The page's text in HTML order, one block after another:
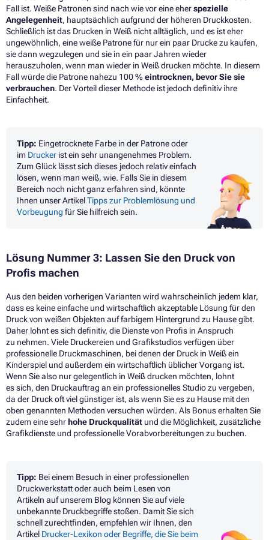
Fall ist. Weiße Patronen sind nach wie vor eine eherspezielle
Angelegenheit, hauptsächlich aufgrund der höheren Druckkosten.
Schließlich ist das Drucken in Weiß nicht alltäglich, und es ist eher
ungewöhnlich, eine weiße Patrone für nur ein paar Drucke zu kaufen,
sie dann wegzulegen und sie in ein paar Jahren wieder
herauszuholen, wenn man wieder in Weiß drucken möchte. In diesem
Fall würde die Patrone nahezu 100 %eintrocknen, bevor Sie sie
verbrauchen. Der Vorteil dieser Methode ist jedoch definitiv ihre
Einfachheit.
Tipp: Eingetrocknete Farbe in der Patrone oder
im Drucker ist ein sehr unangenehmes Problem.
Zum Glück lässt sich dieses jedoch relativ einfach
lösen, wenn man weiß, wie. Falls Sie in diesem
Bereich noch nicht ganz erfahren sind, könnte
Ihnen unser ArtikelTipps zur Problemlösung und
Vorbeugung für Sie hilfreich sein.
Lösung Nummer 3: Lassen Sie den Druck von
Profis machen
Aus den beiden vorherigen Varianten wird wahrscheinlich jedem klar,
dass es keine einfache und wirtschaftlich akzeptable Lösung für den
Druck von weißen Objekten auf farbigem Hintergrund zu Hause gibt.
Daher lohnt es sich definitiv, die Dienste von Profis in Anspruch
zu nehmen. Viele Druckereien und Grafikstudios verfügen über
professionelle Druckmaschinen, bei denen der Druck in Weiß ein
Kinderspiel und außerdem ein wirtschaftlich üblicher Vorgang ist.
Wenn Sie also nur gelegentlich in Weiß drucken möchten, lohnt
es sich, den Druckauftrag an ein professionelles Studio zu vergeben,
da der Druck oft viel günstiger ist, als wenn Sie es zu Hause mit den
oben genannten Methoden versuchen würden. Als Bonus erhalten Sie
zudem eine sehr hohe Druckqualität und die Möglichkeit, zusätzliche
Grafikdienste und professionelle Vorabvorbereitungen zu buchen.
Tipp: Bei einem Besuch in einer professionellen
Druckwerkstatt oder auch beim Lesen von
Artikeln auf unserem Blog können Sie auf viele
unbekannte Druckbegriffe stoßen. Damit Sie sich
schnell zurechtfinden, empfehlen wir Ihnen, den
Artikel Drucker-Lexikon oder Begriffe, die Sie beim